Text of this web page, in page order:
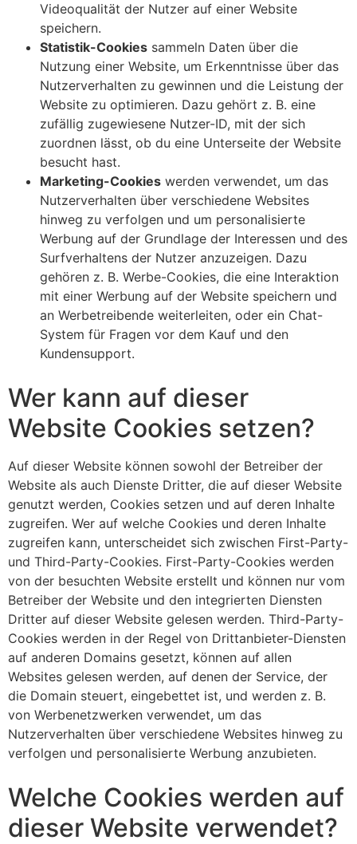
Videoqualität der Nutzer auf einer Website
speichern.
Statistik-Cookies sammeln Daten über die
Nutzung einer Website, um Erkenntnisse über das
Nutzerverhalten zu gewinnen und die Leistung der
Website zu optimieren. Dazu gehört z. B. eine
zufällig zugewiesene Nutzer-ID, mit der sich
zuordnen lässt, ob du eine Unterseite der Website
besucht hast.
Marketing-Cookies werden verwendet, um das
Nutzerverhalten über verschiedene Websites
hinweg zu verfolgen und um personalisierte
Werbung auf der Grundlage der Interessen und des
Surfverhaltens der Nutzer anzuzeigen. Dazu
gehören z. B. Werbe-Cookies, die eine Interaktion
mit einer Werbung auf der Website speichern und
an Werbetreibende weiterleiten, oder ein Chat-
System für Fragen vor dem Kauf und den
Kundensupport.
Wer kann auf dieser
Website Cookies setzen?
Auf dieser Website können sowohl der Betreiber der
Website als auch Dienste Dritter, die auf dieser Website
genutzt werden, Cookies setzen und auf deren Inhalte
zugreifen. Wer auf welche Cookies und deren Inhalte
zugreifen kann, unterscheidet sich zwischen First-Party-
und Third-Party-Cookies. First-Party-Cookies werden
von der besuchten Website erstellt und können nur vom
Betreiber der Website und den integrierten Diensten
Dritter auf dieser Website gelesen werden. Third-Party-
Cookies werden in der Regel von Drittanbieter-Diensten
auf anderen Domains gesetzt, können auf allen
Websites gelesen werden, auf denen der Service, der
die Domain steuert, eingebettet ist, und werden z. B.
von Werbenetzwerken verwendet, um das
Nutzerverhalten über verschiedene Websites hinweg zu
verfolgen und personalisierte Werbung anzubieten.
Welche Cookies werden auf
dieser Website verwendet?